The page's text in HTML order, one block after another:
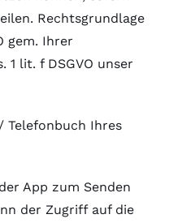
Rechtsgrundlage
gem. Ihrer
1 lit. f DSGVO unser
Telefonbuch Ihres
App zum Senden
der Zugriff auf die